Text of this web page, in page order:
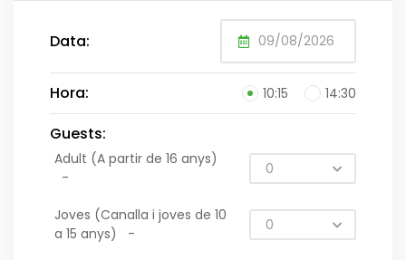
Data:
Hora: 10:15 14:30
Guests:
Adult (A partir de 16 anys)
-
Joves (Canalla i joves de 10
a 15 anys)
-